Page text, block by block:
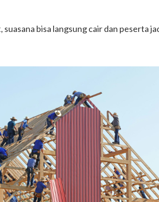
bisa langsung cair dan peserta